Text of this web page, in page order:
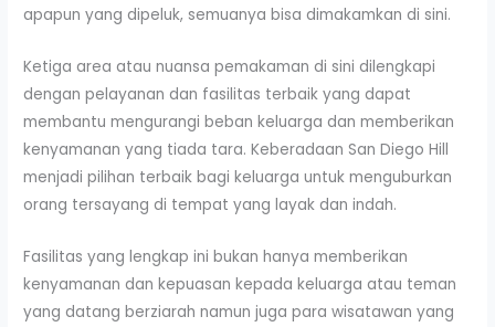
apapun yang dipeluk, semuanya bisa dimakamkan di sini.
Ketiga area atau nuansa pemakaman di sini dilengkapi
dengan pelayanan dan fasilitas terbaik yang dapat
membantu mengurangi beban keluarga dan memberikan
kenyamanan yang tiada tara. Keberadaan San Diego Hill
menjadi pilihan terbaik bagi keluarga untuk menguburkan
orang tersayang di tempat yang layak dan indah.
Fasilitas yang lengkap ini bukan hanya memberikan
kenyamanan dan kepuasan kepada keluarga atau teman
yang datang berziarah namun juga para wisatawan yang